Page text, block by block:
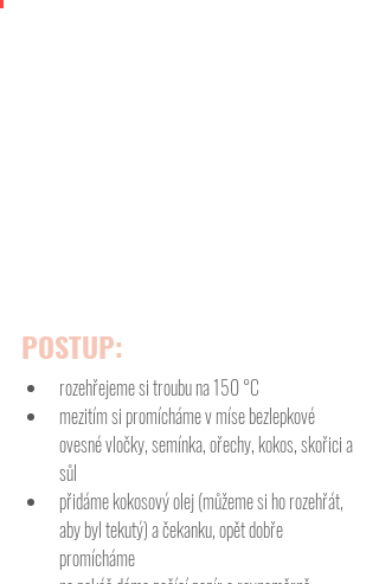
POSTUP:
rozehřejeme si troubu na 150 °C
mezitím si promícháme v míse bezlepkové
ovesné vločky, semínka, ořechy, kokos, skořici a
sůl
přidáme kokosový olej (můžeme si ho rozehřát,
aby byl tekutý) a čekanku, opět dobře
promícháme